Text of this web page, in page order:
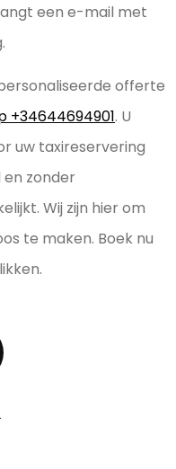
een e-mail met
offerte
+34644694901. U
uw taxireservering
en zonder
Wij zijn hier om
te maken. Boek nu